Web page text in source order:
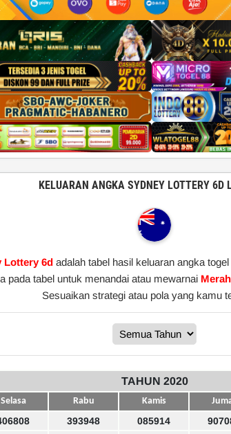
KELUARAN ANGKA SYDNEY LOTTERY 6D
Lottery 6d adalah tabel hasil keluaran angka
pada tabel untuk menandai atau mewarnai Merah
Sesuaikan strategi atau pola yang kamu
TAHUN 2020
Selasa Rabu Kamis
393948 085914